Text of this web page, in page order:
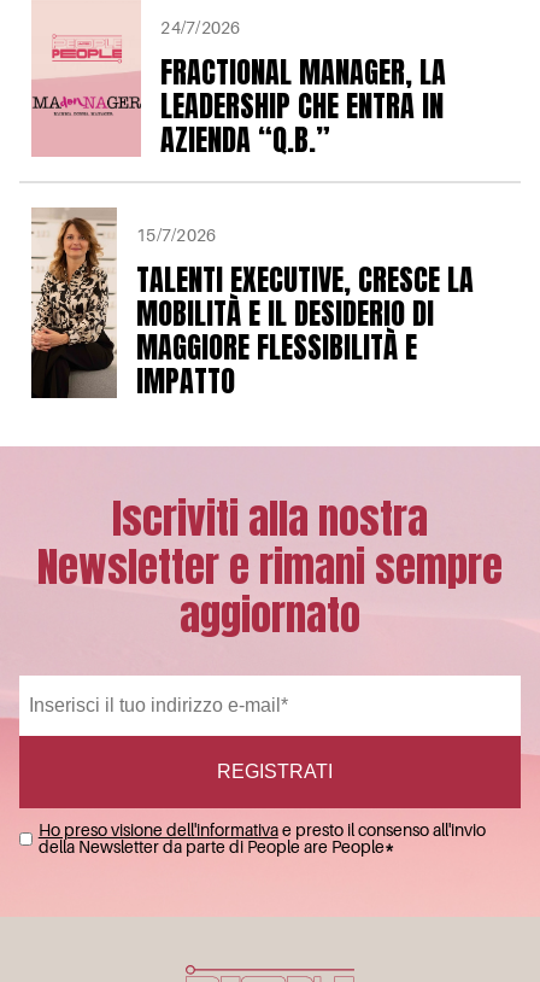
24/7/2026
FRACTIONAL MANAGER, LA
LEADERSHIP CHE ENTRA IN
AZIENDA “Q.B.”
15/7/2026
TALENTI EXECUTIVE, CRESCE LA
MOBILITÀ E IL DESIDERIO DI
MAGGIORE FLESSIBILITÀ E
IMPATTO
Iscriviti alla nostra
Newsletter e rimani sempre
aggiornato
Ho preso visione dell'informativae presto il consenso all'invio
della Newsletter da parte di People are People*